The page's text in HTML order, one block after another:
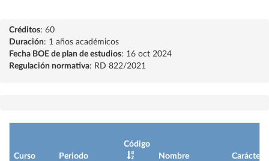
Créditos: 60
Duración: 1 años académicos
Fecha BOE de plan de estudios: 16 oct 2024
Regulación normativa: RD 822/2021
Curso Periodo
Código
Nombre
Carácter